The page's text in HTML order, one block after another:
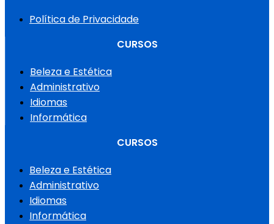
Política de Privacidade
CURSOS
Beleza e Estética
Administrativo
Idiomas
Informática
CURSOS
Beleza e Estética
Administrativo
Idiomas
Informática